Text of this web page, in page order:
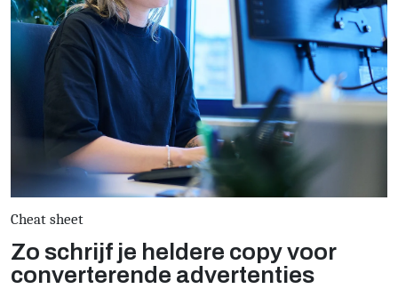
Cheat sheet
Zo schrijf je heldere copy voor
converterende advertenties